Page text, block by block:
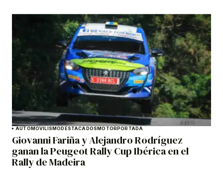
AUTOMOVILISMODESTACADOSMOTORPORTADA
Giovanni Fariña y Alejandro Rodríguez
ganan la Peugeot Rally Cup Ibérica en el
Rally de Madeira